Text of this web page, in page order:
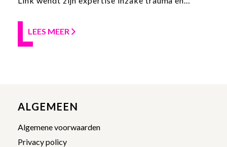
een gezond verwerkingsproces naar aanleiding
van een eenmalige schokkende gebeurtenis. Ook
een individuele therapie.
LEES MEER
ALGEMEEN
Algemene voorwaarden
Privacy policy